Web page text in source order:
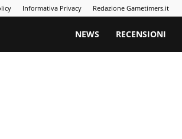
Informativa Privacy Redazione Gametimers.it
Gametimers
NEWS RECENSIONI